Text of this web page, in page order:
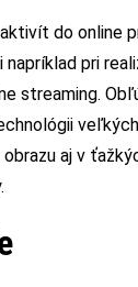
do
pri
streaming.
aj v